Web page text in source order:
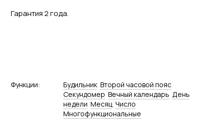
Гарантия 2 года.
Функции: Будильник Второй часовой пояс
Секундомер Вечный календарь День
недели Месяц Число
Многофункциональные